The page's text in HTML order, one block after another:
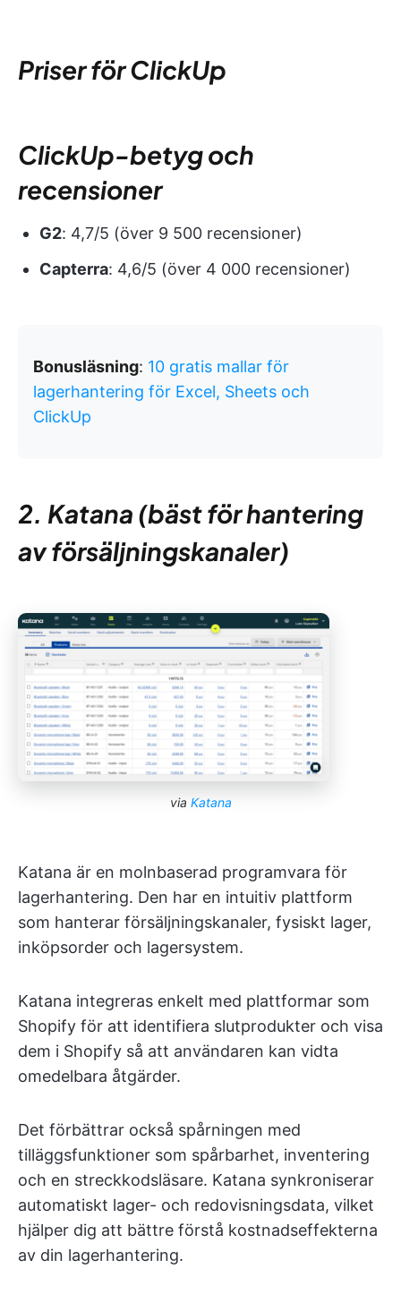
Priser för ClickUp
ClickUp-betyg och
recensioner
G2: 4,7/5 (över 9 500 recensioner)
Capterra: 4,6/5 (över 4 000 recensioner)
Bonusläsning: 10 gratis mallar för
lagerhantering för Excel, Sheets och
ClickUp
2. Katana (bäst för hantering
av försäljningskanaler)
via Katana
Katana är en molnbaserad programvara för
lagerhantering. Den har en intuitiv plattform
som hanterar försäljningskanaler, fysiskt lager,
inköpsorder och lagersystem.
Katana integreras enkelt med plattformar som
Shopify för att identifiera slutprodukter och visa
dem i Shopify så att användaren kan vidta
omedelbara åtgärder.
Det förbättrar också spårningen med
tilläggsfunktioner som spårbarhet, inventering
och en streckkodsläsare. Katana synkroniserar
automatiskt lager- och redovisningsdata, vilket
hjälper dig att bättre förstå kostnadseffekterna
av din lagerhantering.